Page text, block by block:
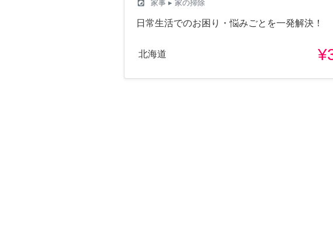
local_laundry_service 家事 ▸ 家の掃除
日常生活でのお困り・悩みごとを一発解決！
北海道